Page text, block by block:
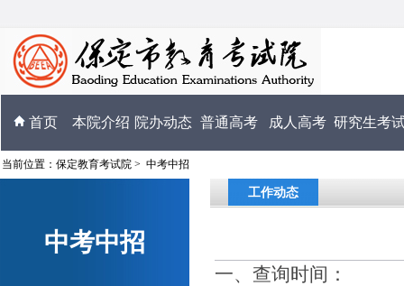
首页 本院介绍 院办动态 普通高考 成人高考 研究生考
当前位置： 保定教育考试院 > 中考中招
中考中招
工作动态
一、查询时间 ：